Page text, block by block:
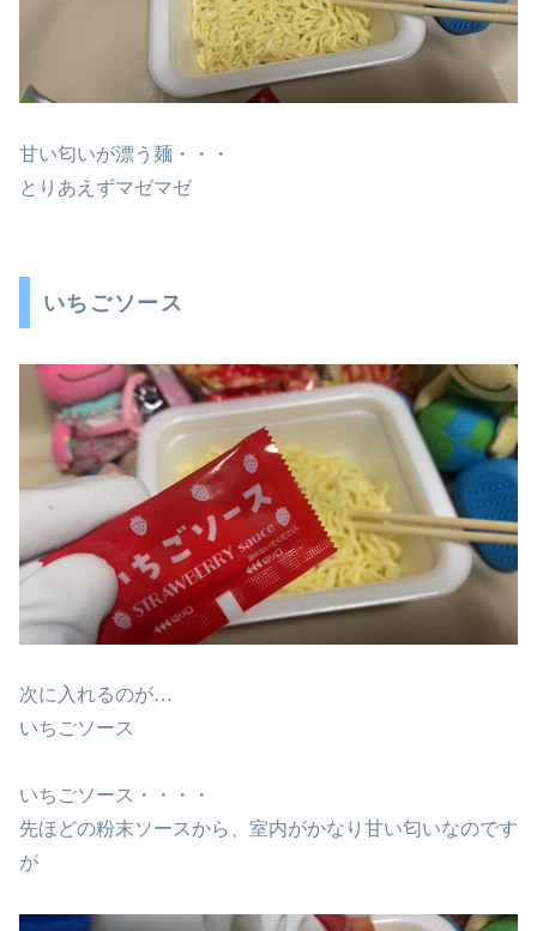
甘い匂いが漂う麺・・・
とりあえずマゼマゼ
いちごソース
次に入れるのが…
いちごソース
いちごソース・・・・
先ほどの粉末ソースから、室内がかなり甘い匂いなのです
が